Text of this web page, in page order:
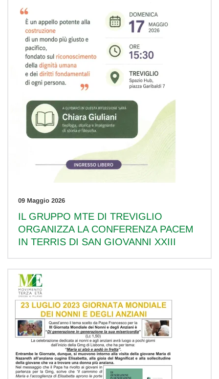
09 Maggio 2026
IL GRUPPO MTE DI TREVIGLIO
ORGANIZZA LA CONFERENZA PACEM
IN TERRIS DI SAN GIOVANNI XXIII